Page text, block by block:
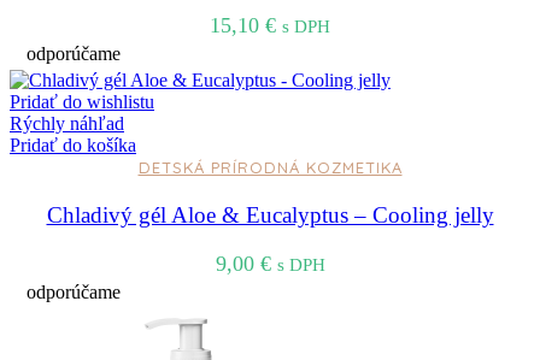
15,10 € s DPH
odporúčame
Pridať do wishlistu
Rýchly náhľad
Pridať do košíka
DETSKÁ PRÍRODNÁ KOZMETIKA
Chladivý gél Aloe & Eucalyptus – Cooling jelly
9,00 € s DPH
odporúčame